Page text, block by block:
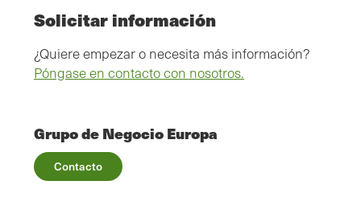
Solicitar información
¿Quiere empezar o necesita más información?
Póngase en contacto con nosotros.
Grupo de Negocio Europa
Contacto